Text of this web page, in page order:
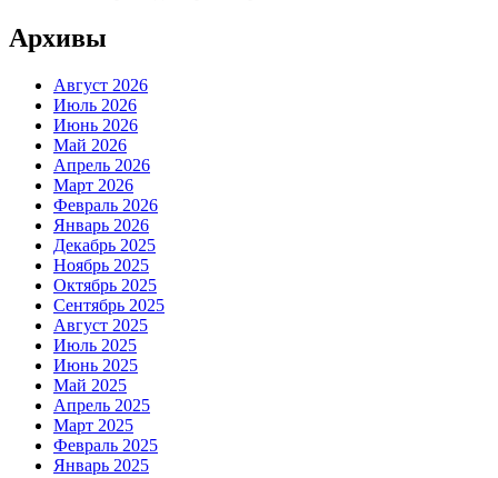
Архивы
Август 2026
Июль 2026
Июнь 2026
Май 2026
Апрель 2026
Март 2026
Февраль 2026
Январь 2026
Декабрь 2025
Ноябрь 2025
Октябрь 2025
Сентябрь 2025
Август 2025
Июль 2025
Июнь 2025
Май 2025
Апрель 2025
Март 2025
Февраль 2025
Январь 2025